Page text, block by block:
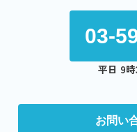
03-
平日 9
お問い